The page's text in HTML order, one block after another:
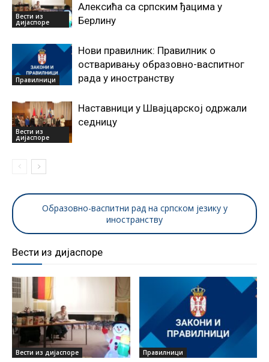
Вести из
дијаспоре
Алексића са српским ђацима у
Берлину
Правилници
Нови правилник: Правилник о
остваривању образовно-васпитног
рада у иностранству
Вести из
дијаспоре
Наставници у Швајцарској одржали
седницу
Образовно-васпитни рад на српском језику у
иностранству
Вести из дијаспоре
Вести из дијаспоре Правилници